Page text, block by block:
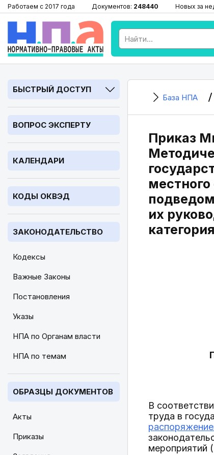
Работаем с 2017 года Документов: 248440 Новых за
БЫСТРЫЙ ДОСТУП
ВОПРОС ЭКСПЕРТУ
КАЛЕНДАРИ
КОДЫ ОКВЭД
ЗАКОНОДАТЕЛЬСТВО
Кодексы
Важные Законы
Постановления
Указы
НПА по Органам власти
НПА по темам
ОБРАЗЦЫ ДОКУМЕНТОВ
Акты
Приказы
База НПА
Приказ
их
В
труда в
мероприятий